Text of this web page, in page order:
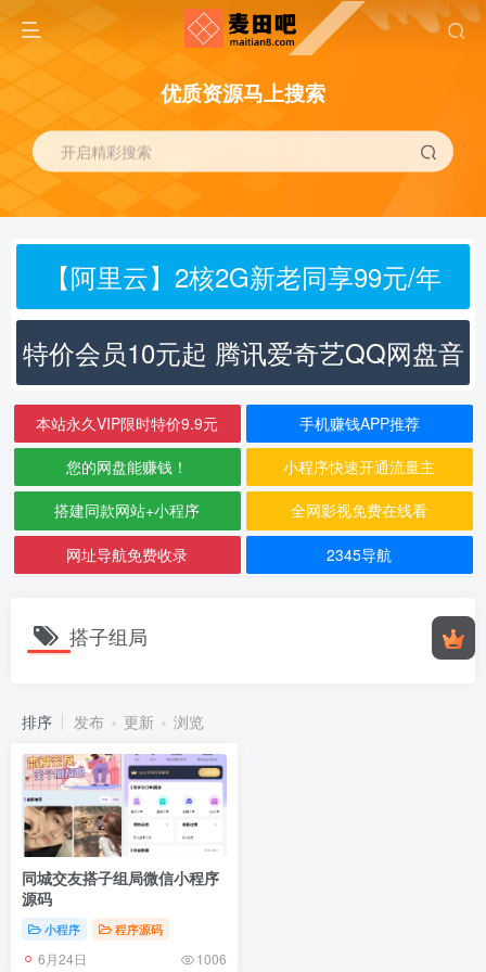
优质资源马上搜索
开启精彩搜索
【阿里云】2核2G新老同享99元/年
特价会员10元起 腾讯爱奇艺QQ网盘音
乐
本站永久VIP限时特价9.9元 手机赚钱APP推荐
您的网盘能赚钱！ 小程序快速开通流量主
搭建同款网站+小程序 全网影视免费在线看
网址导航免费收录 2345导航
搭子组局
排序 发布 更新 浏览
同城交友搭子组局微信小程序
源码
小程序 程序源码
6月24日 1006